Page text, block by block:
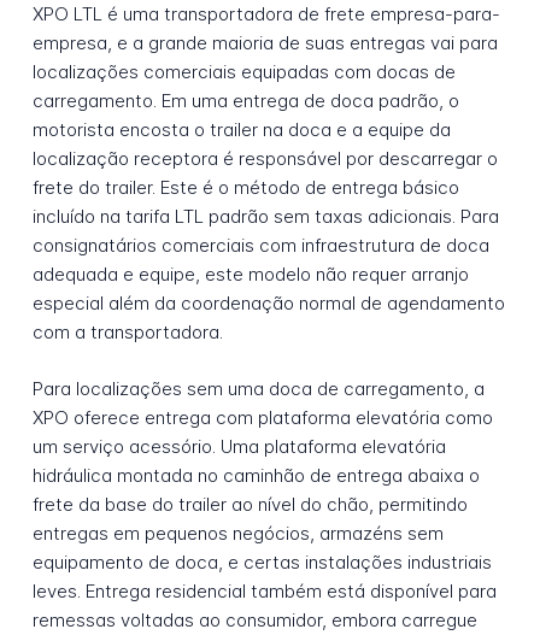
XPO LTL é uma transportadora de frete empresa-para-
empresa, e a grande maioria de suas entregas vai para
localizações comerciais equipadas com docas de
carregamento. Em uma entrega de doca padrão, o
motorista encosta o trailer na doca e a equipe da
localização receptora é responsável por descarregar o
frete do trailer. Este é o método de entrega básico
incluído na tarifa LTL padrão sem taxas adicionais. Para
consignatários comerciais com infraestrutura de doca
adequada e equipe, este modelo não requer arranjo
especial além da coordenação normal de agendamento
com a transportadora.
Para localizações sem uma doca de carregamento, a
XPO oferece entrega com plataforma elevatória como
um serviço acessório. Uma plataforma elevatória
hidráulica montada no caminhão de entrega abaixa o
frete da base do trailer ao nível do chão, permitindo
entregas em pequenos negócios, armazéns sem
equipamento de doca, e certas instalações industriais
leves. Entrega residencial também está disponível para
remessas voltadas ao consumidor, embora carregue